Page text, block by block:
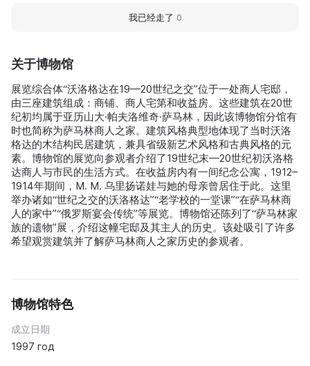
关于博物馆
展览综合体“沃洛格达在19—20世纪之交”位于一处商人宅邸，
由三座建筑组成：商铺、商人宅第和收益房。这些建筑在20世
纪初均属于亚历山大·帕夫洛维奇·萨马林，因此该博物馆分馆有
时也简称为萨马林商人之家。建筑风格典型地体现了当时沃洛
格达的木结构民居建筑，兼具省级新艺术风格和古典风格的元
素。博物馆的展览向参观者介绍了19世纪末—20世纪初沃洛格
达商人与市民的生活方式。在收益房内有一间纪念公寓，1912–
1914年期间，M. M. 乌里扬诺娃与她的母亲曾居住于此。这里
举办诸如“世纪之交的沃洛格达”“老学校的一堂课”“在萨马林商
人的家中”“俄罗斯宴会传统”等展览。博物馆还陈列了“萨马林家
族的遗物”展，介绍这幢宅邸及其主人的历史。该处吸引了许多
希望观赏建筑并了解萨马林商人之家历史的参观者。
博物馆特色
成立日期
1997 год
我已经走了 0